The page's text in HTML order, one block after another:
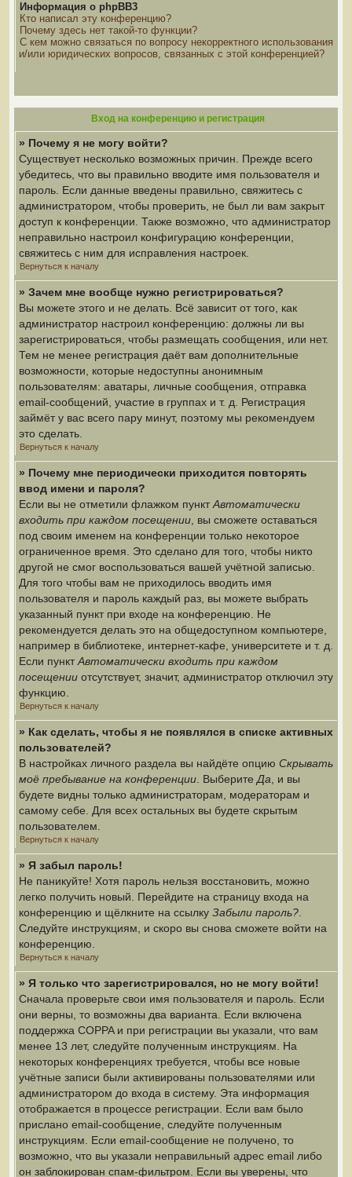
Информация о phpBB3
Кто написал эту конференцию?
Почему здесь нет такой-то функции?
С кем можно связаться по вопросу некорректного использования
и/или юридических вопросов, связанных с этой конференцией?
Вход на конференцию и регистрация
» Почему я не могу войти?
Существует несколько возможных причин. Прежде всего
убедитесь, что вы правильно вводите имя пользователя и
пароль. Если данные введены правильно, свяжитесь с
администратором, чтобы проверить, не был ли вам закрыт
доступ к конференции. Также возможно, что администратор
неправильно настроил конфигурацию конференции,
свяжитесь с ним для исправления настроек.
Вернуться к началу
» Зачем мне вообще нужно регистрироваться?
Вы можете этого и не делать. Всё зависит от того, как
администратор настроил конференцию: должны ли вы
зарегистрироваться, чтобы размещать сообщения, или нет.
Тем не менее регистрация даёт вам дополнительные
возможности, которые недоступны анонимным
пользователям: аватары, личные сообщения, отправка
email-сообщений, участие в группах и т. д. Регистрация
займёт у вас всего пару минут, поэтому мы рекомендуем
это сделать.
Вернуться к началу
» Почему мне периодически приходится повторять
ввод имени и пароля?
Если вы не отметили флажком пунктАвтоматически
входить при каждом посещении , вы сможете оставаться
под своим именем на конференции только некоторое
ограниченное время. Это сделано для того, чтобы никто
другой не смог воспользоваться вашей учётной записью.
Для того чтобы вам не приходилось вводить имя
пользователя и пароль каждый раз, вы можете выбрать
указанный пункт при входе на конференцию. Не
рекомендуется делать это на общедоступном компьютере,
например в библиотеке, интернет-кафе, университете и т. д.
Если пунктАвтоматически входить при каждом
посещении отсутствует, значит, администратор отключил эту
функцию.
Вернуться к началу
» Как сделать, чтобы я не появлялся в списке активных
пользователей?
В настройках личного раздела вы найдёте опцию Скрывать
моё пребывание на конференции . Выберите Да , и вы
будете видны только администраторам, модераторам и
самому себе. Для всех остальных вы будете скрытым
пользователем.
Вернуться к началу
» Я забыл пароль!
Не паникуйте! Хотя пароль нельзя восстановить, можно
легко получить новый. Перейдите на страницу входа на
конференцию и щёлкните на ссылку Забыли пароль?
Следуйте инструкциям, и скоро вы снова сможете войти на
конференцию.
Вернуться к началу
» Я только что зарегистрировался, но не могу войти!
Сначала проверьте свои имя пользователя и пароль. Если
они верны, то возможны два варианта. Если включена
поддержка COPPA и при регистрации вы указали, что вам
менее 13 лет, следуйте полученным инструкциям. На
некоторых конференциях требуется, чтобы все новые
учётные записи были активированы пользователями или
администратором до входа в систему. Эта информация
отображается в процессе регистрации. Если вам было
прислано email-сообщение, следуйте полученным
инструкциям. Если email-сообщение не получено, то
возможно, что вы указали неправильный адрес email либо
он заблокирован спам-фильтром. Если вы уверены, что